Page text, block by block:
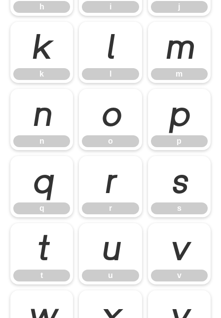
h i j
k
k
l m
m
n
n
o
o
p
p
q
q
r
r
s
s
t
t
u
u
v
v